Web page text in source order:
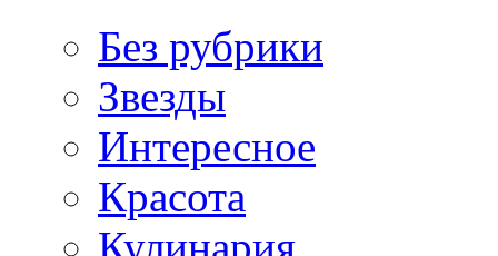
Без рубрики
Звезды
Интересное
Красота